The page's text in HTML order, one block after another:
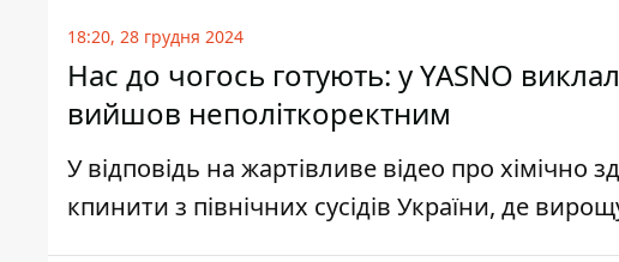
18:20, 28 грудня 2024
Нас до чогось готують: у YASNO
вийшов неполіткоректним
У відповідь на жартівливе відео про хімічно
кпинити з північних сусідів України, де